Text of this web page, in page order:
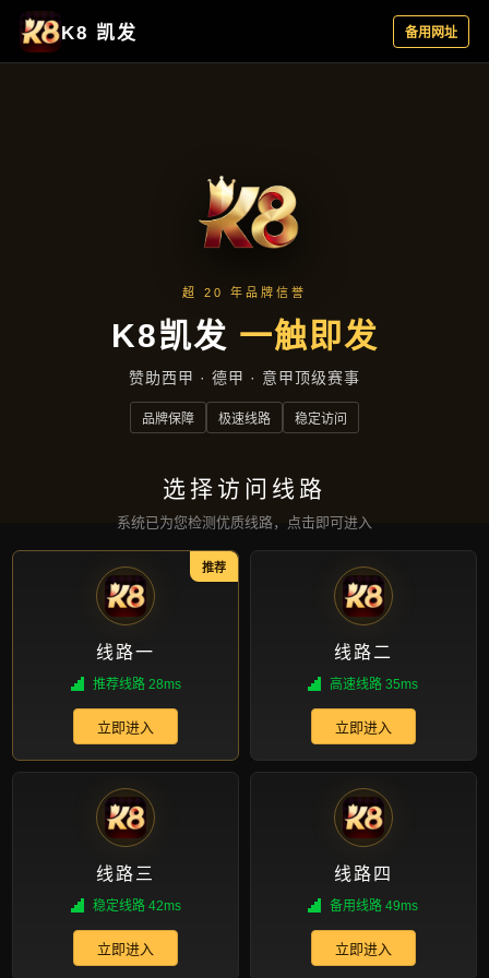
热点聚焦
首页 热点聚焦